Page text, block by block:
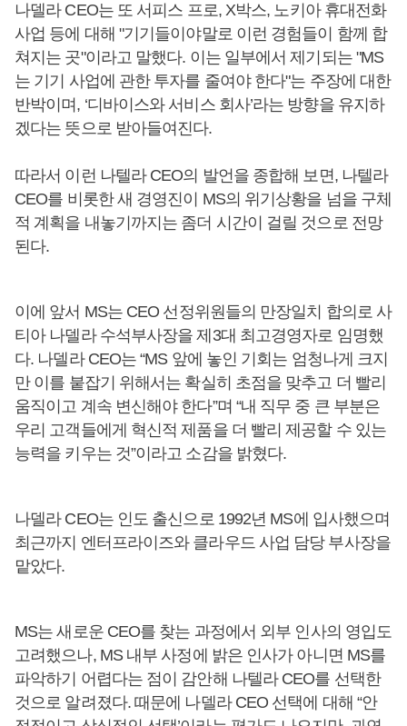
나델라 CEO는 또 서피스 프로, X박스, 노키아 휴대전화
사업 등에 대해 "기기들이야말로 이런 경험들이 함께 합
쳐지는 곳"이라고 말했다. 이는 일부에서 제기되는 "MS
는 기기 사업에 관한 투자를 줄여야 한다"는 주장에 대한
반박이며, ‘디바이스와 서비스 회사’라는 방향을 유지하
겠다는 뜻으로 받아들여진다.
따라서 이런 나텔라 CEO의 발언을 종합해 보면, 나텔라
CEO를 비롯한 새 경영진이 MS의 위기상황을 넘을 구체
적 계획을 내놓기까지는 좀더 시간이 걸릴 것으로 전망
된다.
이에 앞서 MS는 CEO 선정위원들의 만장일치 합의로 사
티아 나델라 수석부사장을 제3대 최고경영자로 임명했
다. 나델라 CEO는 “MS 앞에 놓인 기회는 엄청나게 크지
만 이를 붙잡기 위해서는 확실히 초점을 맞추고 더 빨리
움직이고 계속 변신해야 한다”며 “내 직무 중 큰 부분은
우리 고객들에게 혁신적 제품을 더 빨리 제공할 수 있는
능력을 키우는 것”이라고 소감을 밝혔다.
나델라 CEO는 인도 출신으로 1992년 MS에 입사했으며
최근까지 엔터프라이즈와 클라우드 사업 담당 부사장을
맡았다.
MS는 새로운 CEO를 찾는 과정에서 외부 인사의 영입도
고려했으나, MS 내부 사정에 밝은 인사가 아니면 MS를
파악하기 어렵다는 점이 감안해 나텔라 CEO를 선택한
것으로 알려졌다. 때문에 나델라 CEO 선택에 대해 “안